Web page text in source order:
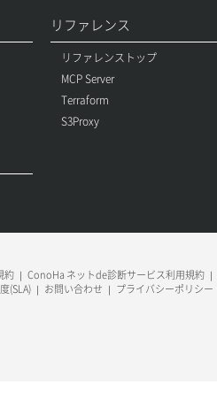
リファレンス
リファレンストップ
MCP Server
Terraform
S3Proxy
約 ConoHa ネットde診断サービス利用規約
(SLA) お問い合わせ プライバシーポリシー